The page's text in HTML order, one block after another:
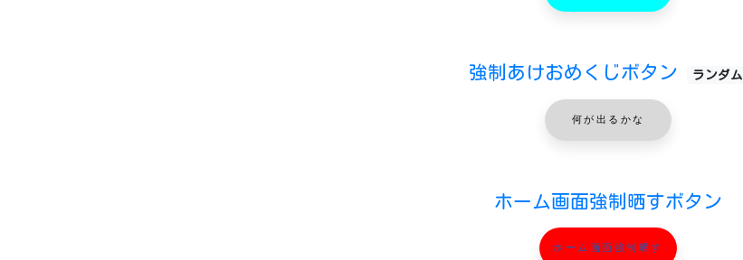
強制あけおめくじボタン ランダム
何が出るかな
ホーム画面強制晒すボタン
ホーム画面強制晒す